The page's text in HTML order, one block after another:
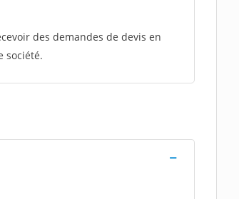
des demandes de devis en
société.